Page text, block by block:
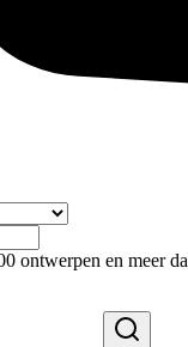
ontwerpen en meer